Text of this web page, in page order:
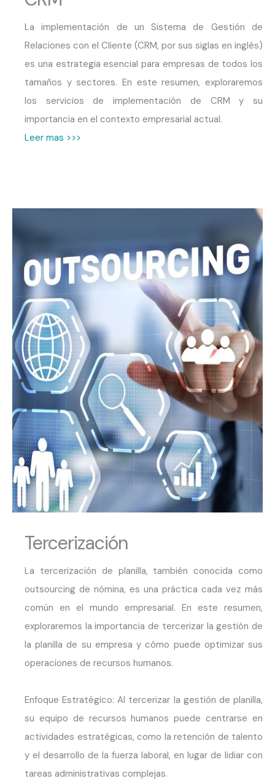
La implementación de un Sistema de Gestión de
Relaciones con el Cliente (CRM, por sus siglas en inglés)
es una estrategia esencial para empresas de todos los
tamaños y sectores. En este resumen, exploraremos
los servicios de implementación de CRM y su
importancia en el contexto empresarial actual.
Leer mas >>>
Tercerización
La tercerización de planilla, también conocida como
outsourcing de nómina, es una práctica cada vez más
común en el mundo empresarial. En este resumen,
exploraremos la importancia de tercerizar la gestión de
la planilla de su empresa y cómo puede optimizar sus
operaciones de recursos humanos.
Enfoque Estratégico: Al tercerizar la gestión de planilla,
su equipo de recursos humanos puede centrarse en
actividades estratégicas, como la retención de talento
y el desarrollo de la fuerza laboral, en lugar de lidiar con
tareas administrativas complejas.